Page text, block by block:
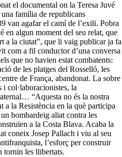
el documental on la Teresa Juvé
família de republicans
van agafar el camí de l’exili. Pobra
en algun moment del seu relat, que
a la ciutat”, que li vaig publicar ja fa
com a fil conductor d’una conversa
que no havien estat combatents:
de les platges del Rosselló, les
de França, abandonat. La sobre
col·laboracionistes, la
“Aquesta no és la nostra
la Resistència en la què participa
bombardeig aliat contra les
a la Costa Blava. Acaba la
coneix Josep Pallach i viu al seu
l’esforç per construir
tornin les llibertats.